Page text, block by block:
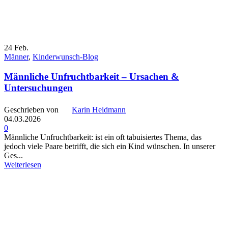
24 Feb.
Männer, Kinderwunsch-Blog
Männliche Unfruchtbarkeit – Ursachen &
Untersuchungen
Geschrieben von
Karin Heidmann
04.03.2026
0
Männliche Unfruchtbarkeit: ist ein oft tabuisiertes Thema, das
jedoch viele Paare betrifft, die sich ein Kind wünschen. In unserer
Ges...
Weiterlesen